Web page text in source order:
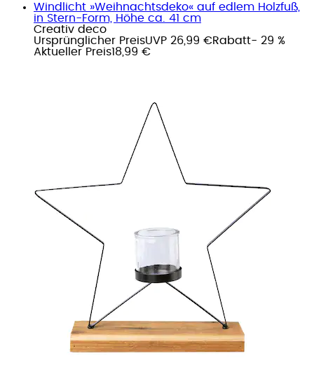
Windlicht »Weihnachtsdeko« auf edlem Holzfuß,
in Stern-Form, Höhe ca. 41 cm
Creativ deco
Ursprünglicher PreisUVP 26,99 €Rabatt- 29 %
Aktueller Preis18,99 €